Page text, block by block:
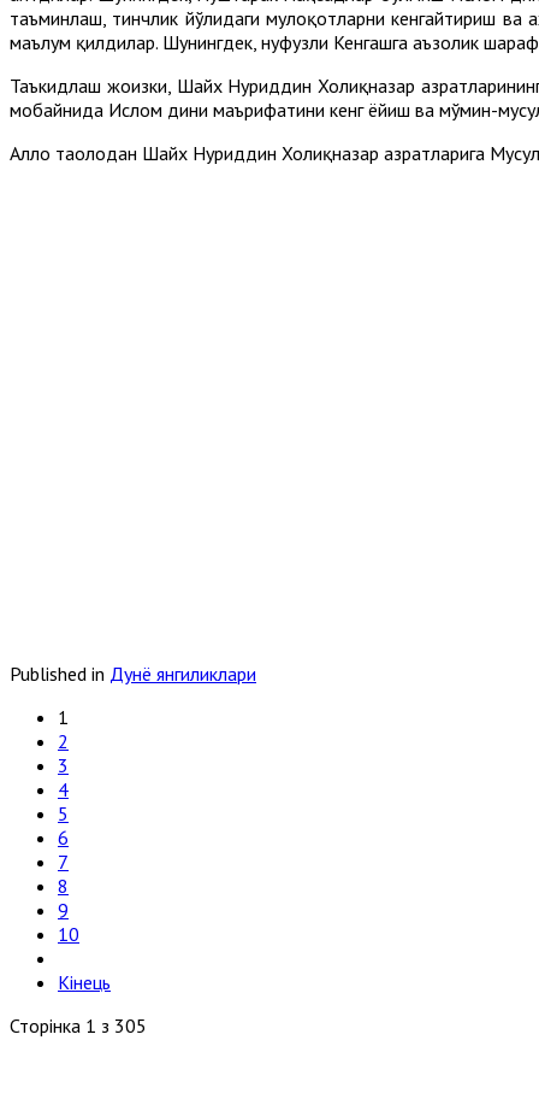
таъминлаш, тинчлик йўлидаги мулоқотларни кенгайтириш
маълум қилдилар. Шунингдек, нуфузли Кенгашга аъзолик
Таъкидлаш жоизки, Шайх Нуриддин Холиқназар
мобайнида Ислом дини маърифатини кенг ёйиш ва мўмин-
Аллоҳ таолодан Шайх Нуриддин Холиқназар ҳазратларига
Published in Дунё янгиликлари
1
2
3
4
5
6
7
8
9
10
Кінець
Сторінка 1 з 305